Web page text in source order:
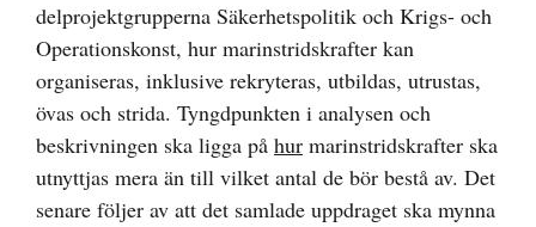
delprojektgrupperna Säkerhetspolitik och Krigs- och
Operationskonst, hur marinstridskrafter kan
organiseras, inklusive rekryteras, utbildas, utrustas,
övas och strida. Tyngdpunkten i analysen och
beskrivningen ska ligga på hur marinstridskrafter ska
utnyttjas mera än till vilket antal de bör bestå av. Det
senare följer av att det samlade uppdraget ska mynna